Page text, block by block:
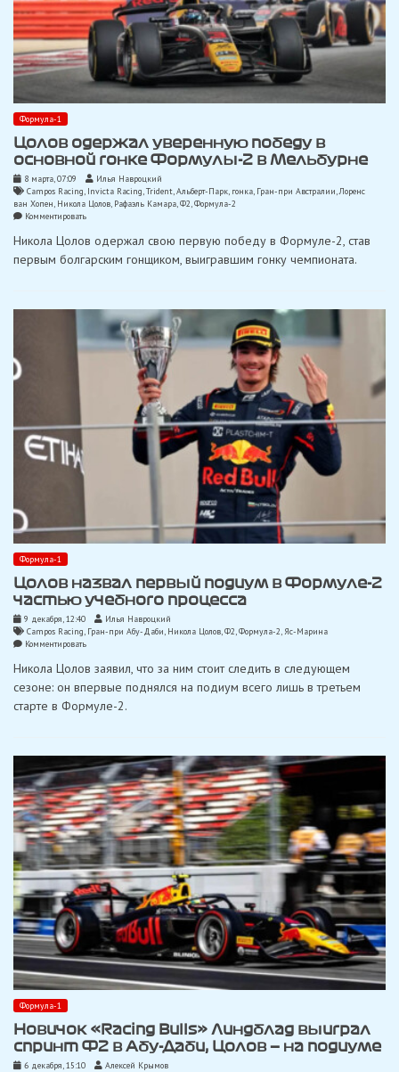
Формула-1
Цолов одержал уверенную победу в
основной гонке Формулы-2 в Мельбурне
8 марта, 07:09
Илья Навроцкий
Campos Racing, Invicta Racing,Trident,Альберт-Парк, гонка, Гран-при Австралии,Лоренс
ван Хопен, Никола Цолов, Рафаэль Камара,Ф2,Формула-2
Комментироватьon
одержал
победу
Формулы-2
Мельбурне
Никола Цолов одержал свою первую победу в Формуле-2, став
первым болгарским гонщиком, выигравшим гонку чемпионата.
Формула-1
Цолов назвал первый подиум в Формуле-2
частью учебного процесса
9 декабря, 12:40
Илья Навроцкий
Campos Racing, Гран-при Абу-Даби, Никола Цолов,Ф2,Формула-2,Яс-Марина
Комментироватьon
назвал
подиум
в
процесса
Никола Цолов заявил, что за ним стоит следить в следующем
сезоне: он впервые поднялся на подиум всего лишь в третьем
старте в Формуле-2.
Формула-1
Новичок «Racing Bulls» Линдблад выиграл
спринт Ф2 в Абу-Даби, Цолов — на подиуме
6 декабря, 15:10
Алексей Крымов